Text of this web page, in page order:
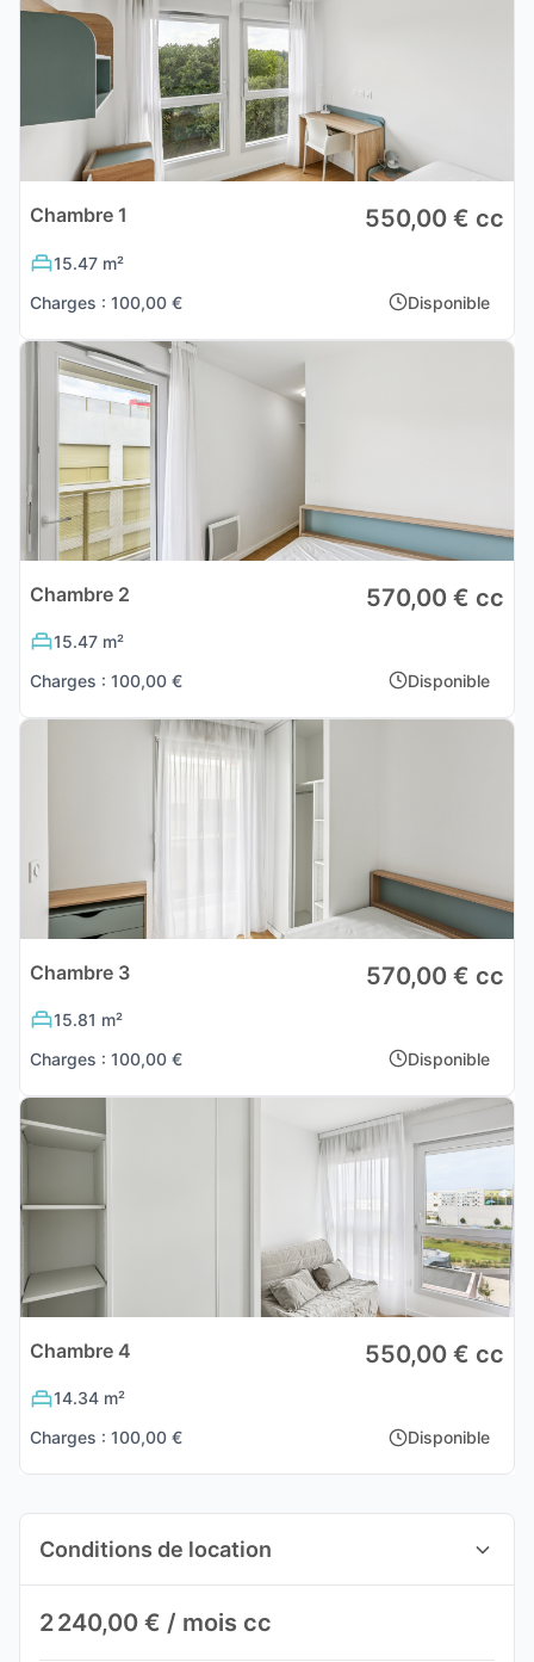
Chambre 1 550,00 € cc
15.47 m²
Charges : 100,00 €
Disponible
Chambre 2 570,00 € cc
15.47 m²
Charges : 100,00 €
Disponible
Chambre 3 570,00 € cc
15.81 m²
Charges : 100,00 €
Disponible
Chambre 4 550,00 € cc
14.34 m²
Charges : 100,00 €
Disponible
Conditions de location
2 240,00 € / mois cc